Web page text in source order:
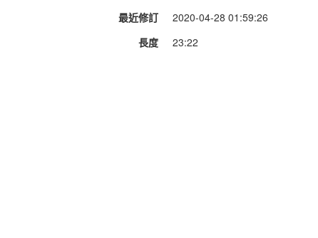
最近修訂
2020-04-28 01:59:26
長度
23:22